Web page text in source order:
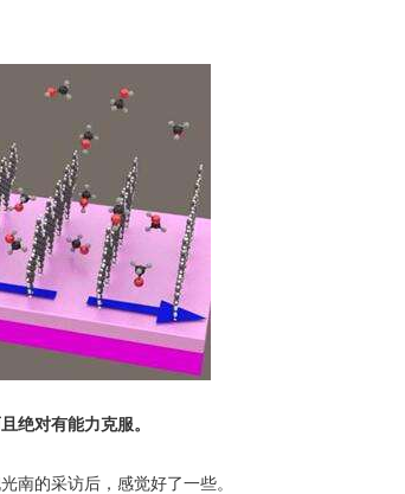
绝对有能力克服。
南的采访后，感觉好了一些。